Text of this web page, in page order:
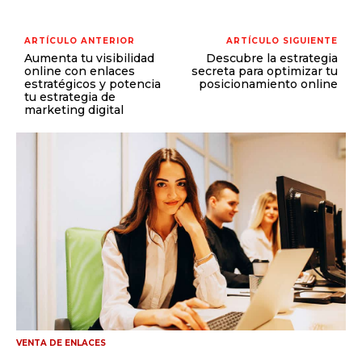
ARTÍCULO ANTERIOR
Aumenta tu visibilidad
online con enlaces
estratégicos y potencia
tu estrategia de
marketing digital
ARTÍCULO SIGUIENTE
Descubre la estrategia
secreta para optimizar tu
posicionamiento online
VENTA DE ENLACES